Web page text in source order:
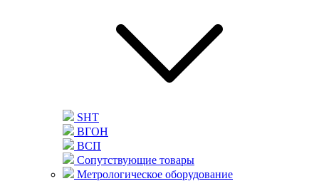
SHT
ВГОН
ВСП
Сопутствующие товары
Метрологическое оборудование